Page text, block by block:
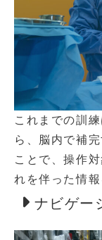
これまでの訓
ら、脳内で補
ことで、操作
れを伴った情
ナビゲー